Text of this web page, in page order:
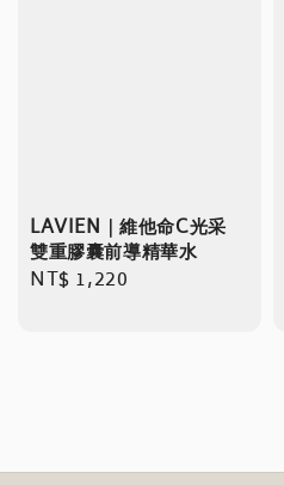
LAVIEN｜維他命C光采
雙重膠囊前導精華水
Regular
NT$ 1,220